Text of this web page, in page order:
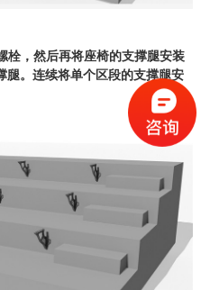
栓，然后再将座椅的支撑腿安装
腿。连续将单个区段的支撑腿安